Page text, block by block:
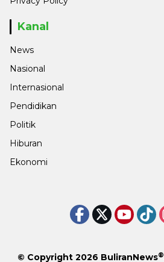
Kanal
News
Nasional
Internasional
Pendidikan
Politik
Hiburan
Ekonomi
© Copyright 2026 BuliranNews®